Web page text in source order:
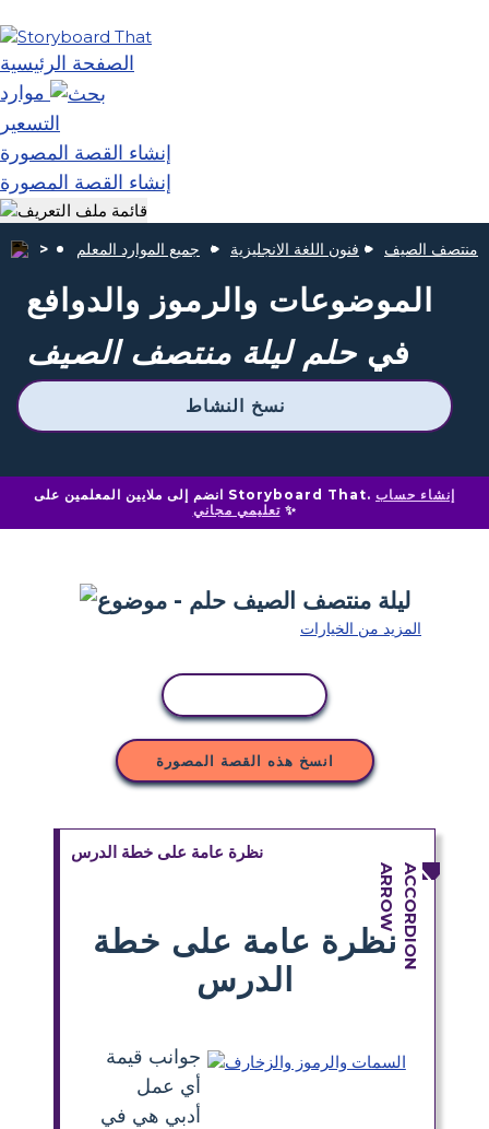
الصفحة الرئيسية
موارد
التسعير
إنشاء القصة المصورة
إنشاء القصة المصورة
جميع الموارد المعلم فنون اللغة الانجليزية منتصف الصيف
الموضوعات والرموز والدوافع
في حلم ليلة منتصف الصيف
نسخ النشاط
انضم إلى ملايين المعلمين على Storyboard That. إنشاء حساب
تعليمي مجاني✨
المزيد من الخيارات
انسخ هذه القصة المصورة
نظرة عامة على خطة الدرس
نظرة عامة على خطة
الدرس
جوانب قيمة
أي عمل
أدبي هي في